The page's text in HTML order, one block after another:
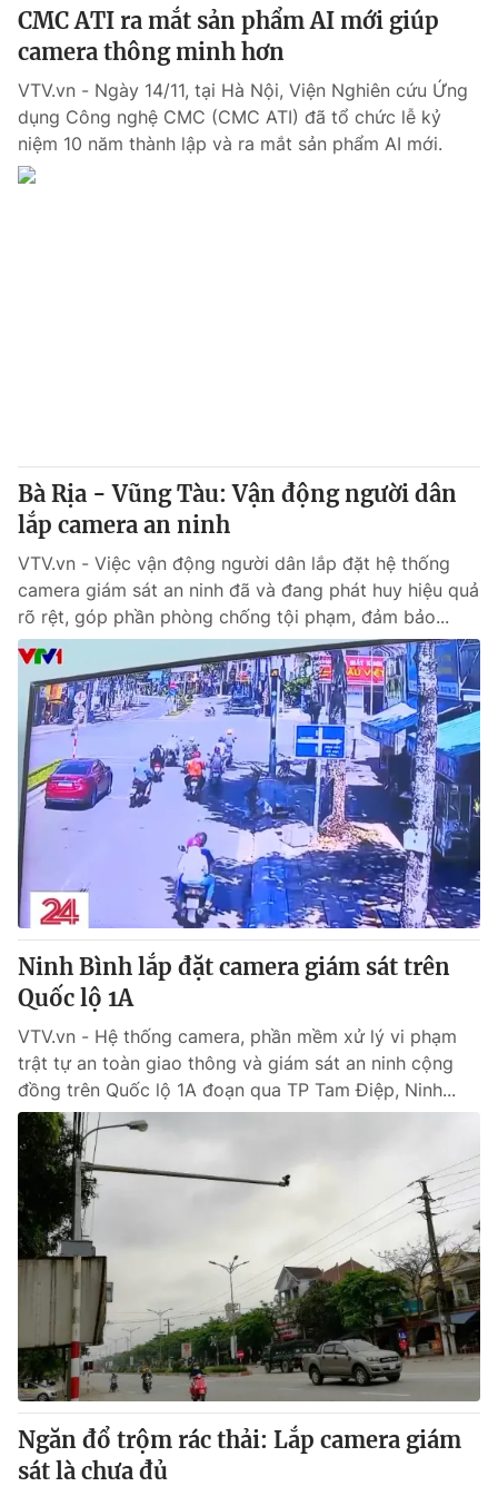
CMC ATI ra mắt sản phẩm AI mới giúp
camera thông minh hơn
VTV.vn - Ngày 14/11, tại Hà Nội, Viện Nghiên cứu Ứng
dụng Công nghệ CMC (CMC ATI) đã tổ chức lễ kỷ
niệm 10 năm thành lập và ra mắt sản phẩm AI mới.
Bà Rịa - Vũng Tàu: Vận động người dân
lắp camera an ninh
VTV.vn - Việc vận động người dân lắp đặt hệ thống
camera giám sát an ninh đã và đang phát huy hiệu quả
rõ rệt, góp phần phòng chống tội phạm, đảm bảo...
Ninh Bình lắp đặt camera giám sát trên
Quốc lộ 1A
VTV.vn - Hệ thống camera, phần mềm xử lý vi phạm
trật tự an toàn giao thông và giám sát an ninh cộng
đồng trên Quốc lộ 1A đoạn qua TP Tam Điệp, Ninh...
Ngăn đổ trộm rác thải: Lắp camera giám
sát là chưa đủ